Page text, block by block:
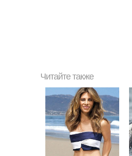
Читайте также